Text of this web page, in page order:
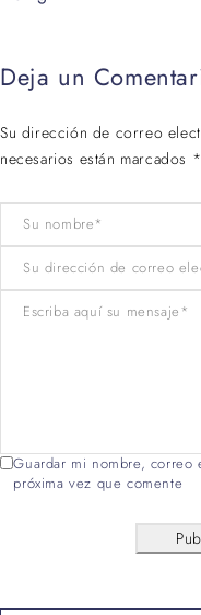
Deja un
Su dirección de correo
necesarios están marcados *
Guardar mi nombre, correo
próxima vez que comente